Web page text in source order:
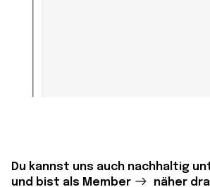
Du kannst uns auch nachhaltig
und bist als Member näher